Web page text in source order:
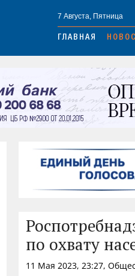
7 Августа, Пятница
ГЛАВНАЯ
по охвату
11 Мая 2023, 23:27,